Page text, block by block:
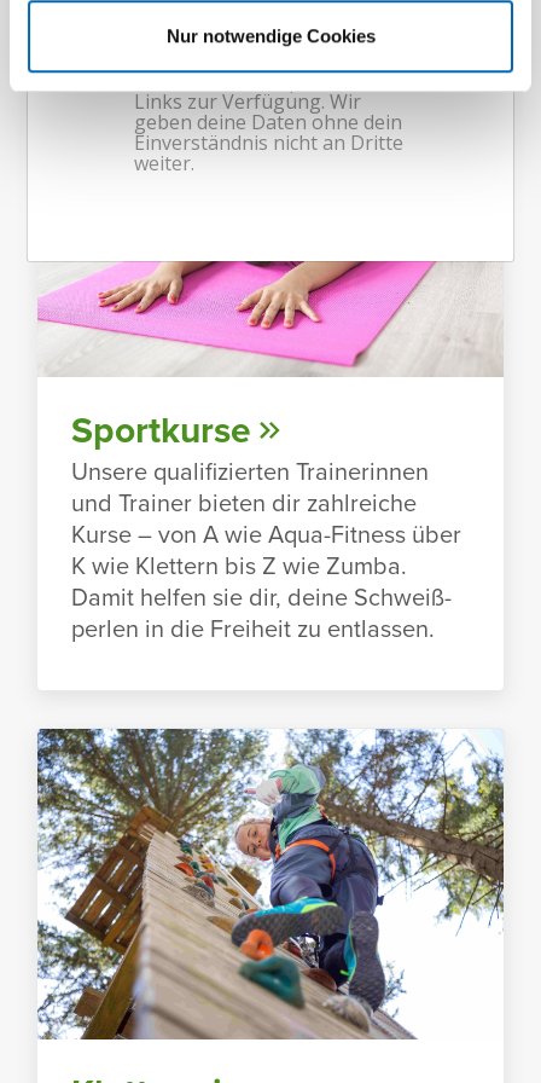
Nur notwendige Cookies
Sport­kurse
Unsere quali­fi­zierten Trai­ne­rinnen
und Trainer bieten dir zahl­reiche
Kurse – von A wie Aqua-Fitness über
K wie Klet­tern bis Z wie Zumba.
Damit helfen sie dir, deine Schweiß­
perlen in die Frei­heit zu entlassen.